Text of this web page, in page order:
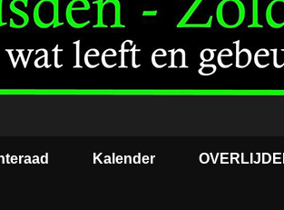
Kalender